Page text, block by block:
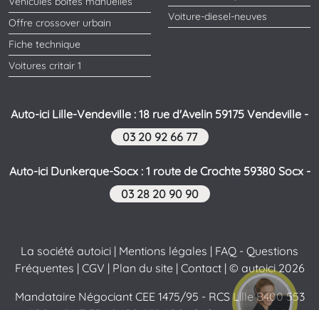
Offre crossover urbain
Fiche technique
Voitures critair 1
Voiture-diesel-neuves
Auto-ici Lille-Vendeville : 18 rue d'Avelin 59175 Vendeville -
03 20 92 66 77
Auto-ici Dunkerque-Socx : 1 route de Crochte 59380 Socx -
03 28 20 90 90
La société autoici | Mentions légales | FAQ - Questions
Fréquentes | CGV | Plan du site| Contact| © autoici 2026
Mandataire Négociant CEE 1475/95 - RCS Lille B400 553